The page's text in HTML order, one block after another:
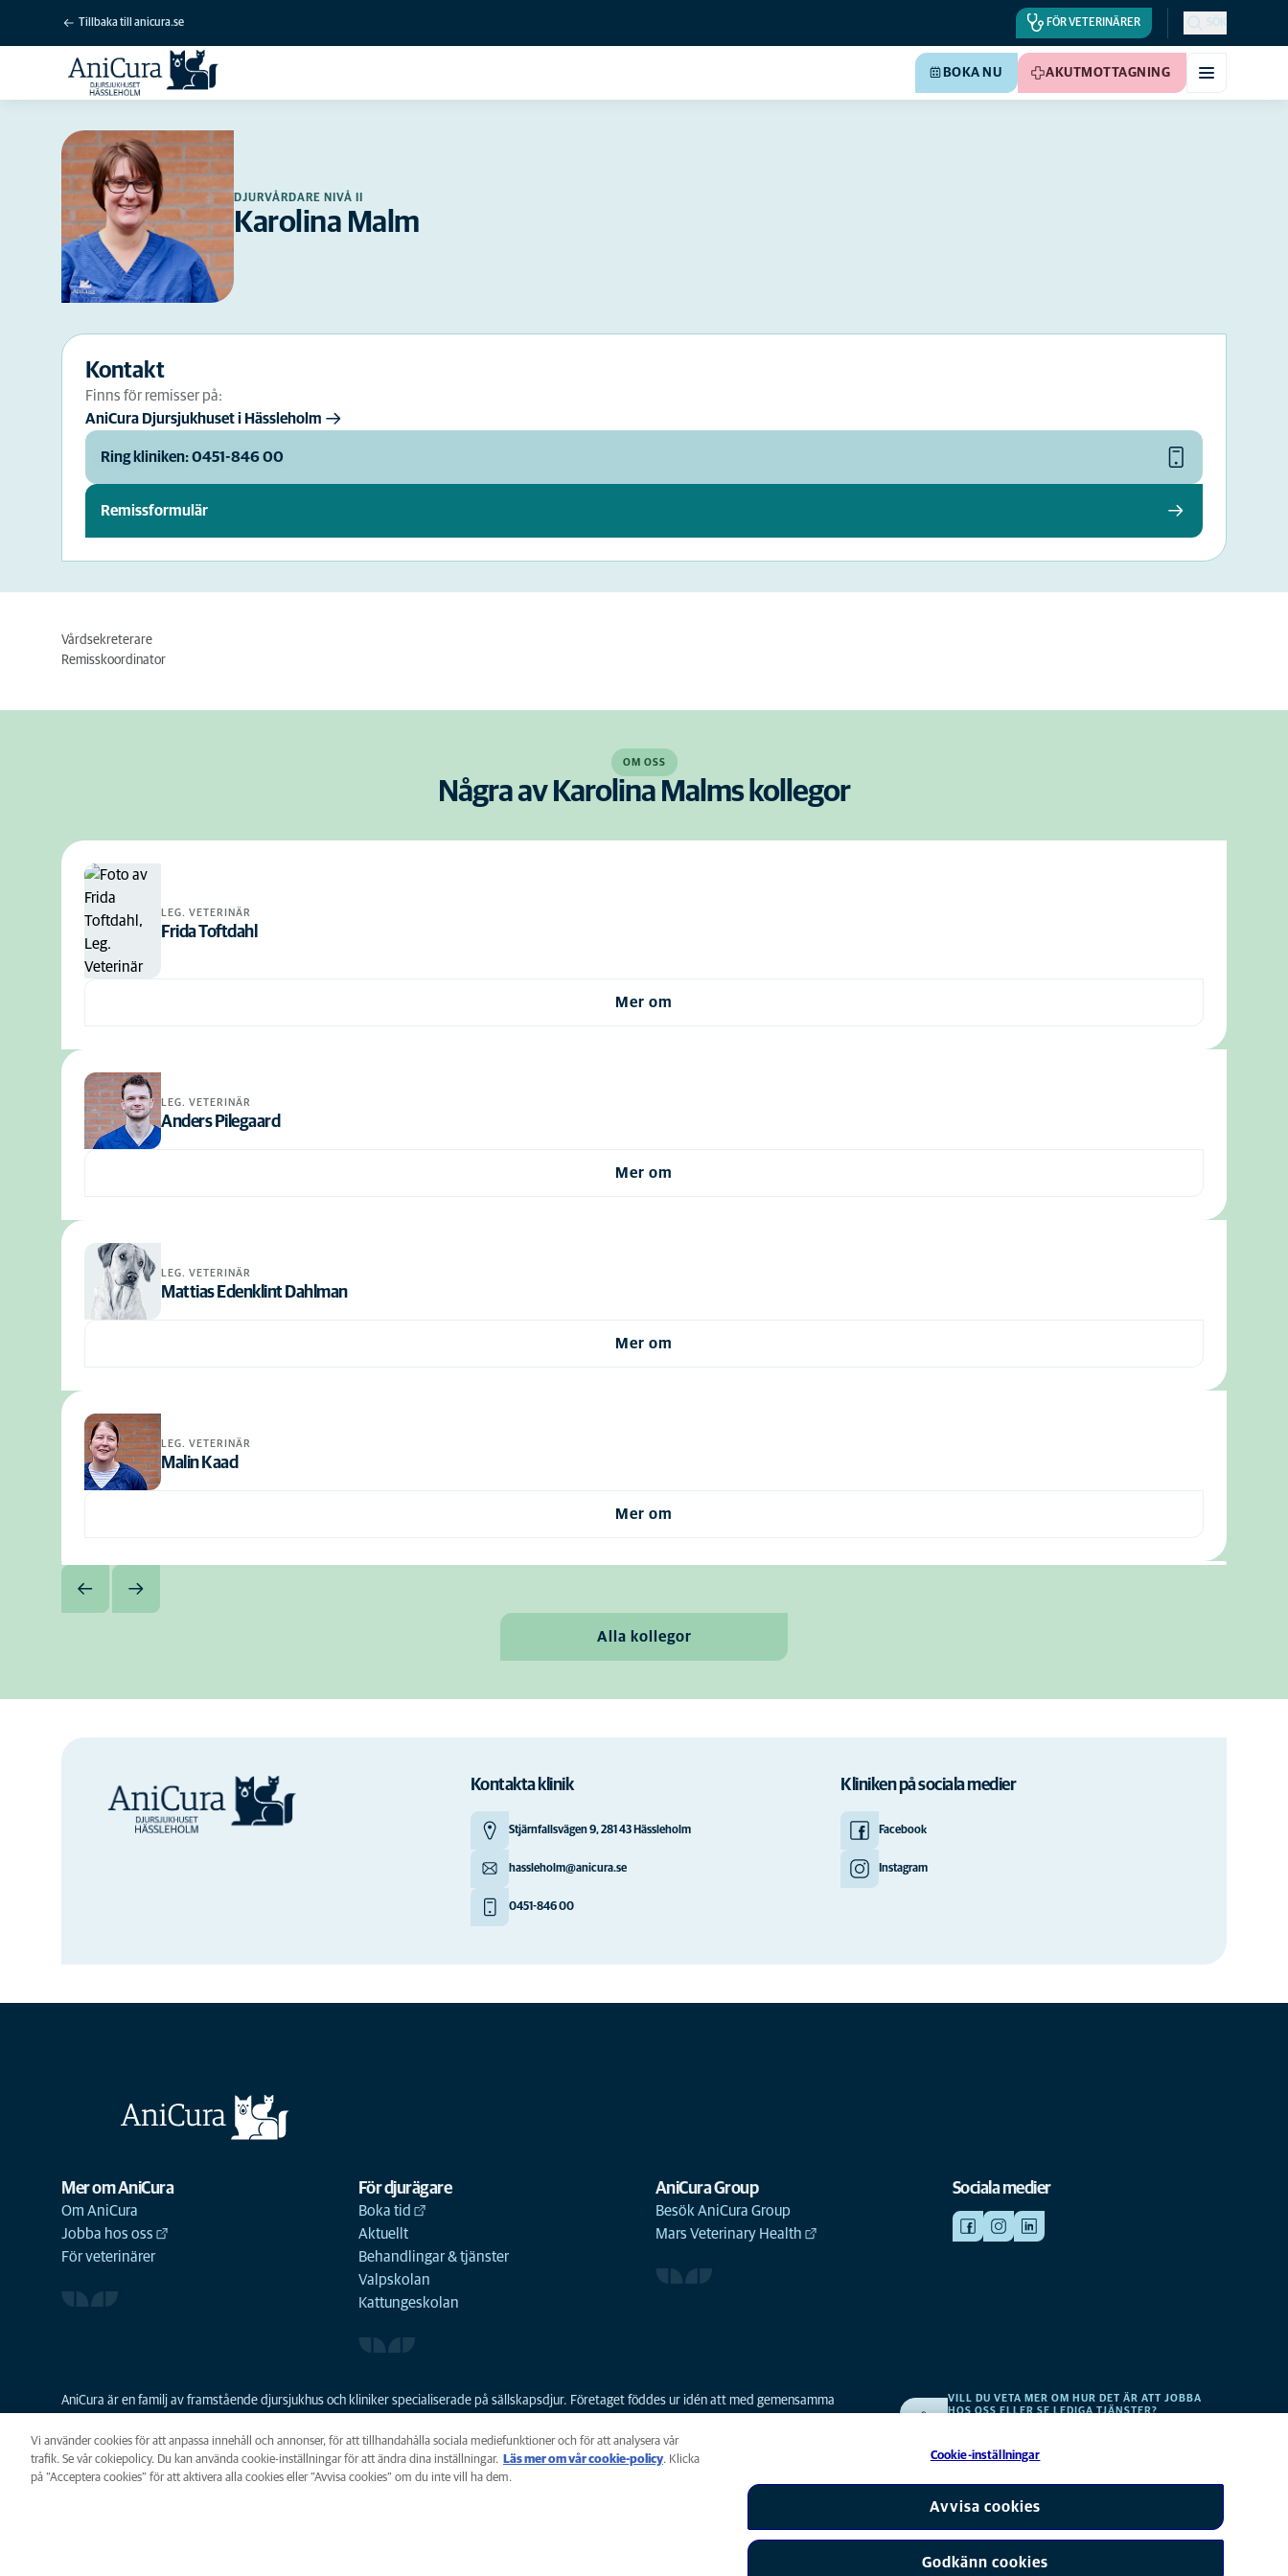
Tillbaka till anicura.se FÖR VETERINÄRER SÖK
BOKA NU AKUTMOTTAGNING
DJURVÅRDARE NIVÅ II
Karolina Malm
Kontakt
Finns för remisser på:
AniCura Djursjukhuset i Hässleholm
Ring kliniken: 0451-846 00
Remissformulär
Vårdsekreterare
Remisskoordinator
OM OSS
Några av Karolina Malms kollegor
LEG. VETERINÄR
Frida Toftdahl
Mer om
LEG. VETERINÄR
Anders Pilegaard
Mer om
LEG. VETERINÄR
Mattias Edenklint Dahlman
Mer om
LEG. VETERINÄR
Malin Kaad
Mer om
Alla kollegor
Kontakta klinik
Stjärnfallsvägen 9, 281 43 Hässleholm
hassleholm@anicura.se
0451-846 00
Kliniken på sociala medier
Facebook
Instagram
Mer om AniCura
Om AniCura
Jobba hos oss
För veterinärer
För djurägare
Boka tid
Aktuellt
Behandlingar & tjänster
Valpskolan
Kattungeskolan
AniCura Group
Besök AniCura Group
Mars Veterinary Health
Sociala medier
AniCura är en familj av framstående djursjukhus och kliniker specialiserade på sällskapsdjur. Företaget föddes ur idén att med gemensamma
familjeföretaget Mars Veterinary Health sedan 2018.
VILL DU VETA MER OM HUR DET ÄR ATT JOBBA
HOS OSS ELLER SE LEDIGA TJÄNSTER?
AniCura är ett dotterbolag till Mars, Inc © 2026
Vi använder cookies för att anpassa innehåll och annonser, för att tillhandahålla sociala mediefunktioner och för att analysera vår
trafik. Se vår cokiepolicy. Du kan använda cookie-inställningar för att ändra dina inställningar.
Läs mer om vår cookie-policy(opens in a new tab)
. Klicka
på ”Acceptera cookies” för att aktivera alla cookies eller ”Avvisa cookies” om du inte vill ha dem.
Cookie-inställningar
Avvisa cookies
Godkänn cookies